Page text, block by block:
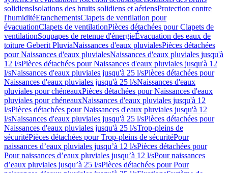
solidiensIsolations des bruits solidiens et aériensProtection contre
l'humiditéEtanchementsClapets de ventilation pour
évacuationClapets de ventilationPièces détachées pour Clapets de
ventilationSoupapes de retenue d'énergieÉvacuation des eaux de
toiture Geberit PluviaNaissances d'eaux pluvialesPièces détachées
pour Naissances d'eaux pluvialesNaissances d'eaux pluviales jusqu'à
12 l/sPièces détachées pour Naissances d'eaux pluviales jusqu'à 12
l/sNaissances d'eaux pluviales jusqu'à 25 l/sPièces détachées pour
Naissances d'eaux pluviales jusqu'à 25 l/sNaissances d'eaux
pluviales pour chéneauxPièces détachées pour Naissances d'eaux
pluviales pour chéneauxNaissances d'eaux pluviales jusqu'à 12
l/sPièces détachées pour Naissances d'eaux pluviales jusqu'à 12
l/sNaissances d'eaux pluviales jusqu'à 25 l/sPièces détachées pour
Naissances d'eaux pluviales jusqu'à 25 l/sTrop-pleins de
sécuritéPièces détachées pour Trop-pleins de sécuritéPour
naissances d’eaux pluviales jusqu’à 12 l/sPièces détachées pour
Pour naissances d’eaux pluviales jusqu’à 12 l/sPour naissances
d’eaux pluviales jusqu’à 25 l/sPièces détachées pour Pour